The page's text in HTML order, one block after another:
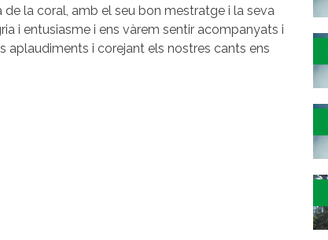
la coral, amb el seu bon mestratge i la seva
i entusiasme i ens vàrem sentir acompanyats i
aplaudiments i corejant els nostres cants ens